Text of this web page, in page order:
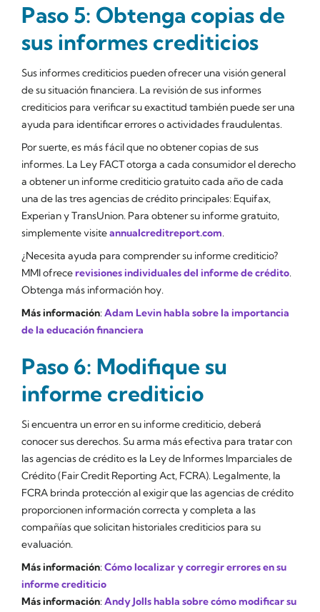
Paso 5: Obtenga copias de
sus informes crediticios
Sus informes crediticios pueden ofrecer una visión general
de su situación financiera. La revisión de sus informes
crediticios para verificar su exactitud también puede ser una
ayuda para identificar errores o actividades fraudulentas.
Por suerte, es más fácil que no obtener copias de sus
informes. La Ley FACT otorga a cada consumidor el derecho
a obtener un informe crediticio gratuito cada año de cada
una de las tres agencias de crédito principales: Equifax,
Experian y TransUnion. Para obtener su informe gratuito,
simplemente visiteannualcreditreport.com.
¿Necesita ayuda para comprender su informe crediticio?
MMI ofrecerevisiones individuales del informe de crédito.
Obtenga más información hoy.
Más información: Adam Levin habla sobre la importancia
de la educación financiera
Paso 6: Modifique su
informe crediticio
Si encuentra un error en su informe crediticio, deberá
conocer sus derechos. Su arma más efectiva para tratar con
las agencias de crédito es la Ley de Informes Imparciales de
Crédito (Fair Credit Reporting Act, FCRA). Legalmente, la
FCRA brinda protección al exigir que las agencias de crédito
proporcionen información correcta y completa a las
compañías que solicitan historiales crediticios para su
evaluación.
Más información: Cómo localizar y corregir errores en su
informe crediticio
Más información: Andy Jolls habla sobre cómo modificar su